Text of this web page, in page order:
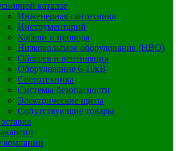
каталог
Инженерная сантехника
Инструментарий
Кабели и провода
Низковольтное оборудование (НВО)
Обогрев и вентиляция
Оборудование 6-10кВ
Светотехника
Системы безопасности
Электрические щиты
Сопутствующие товары
компании